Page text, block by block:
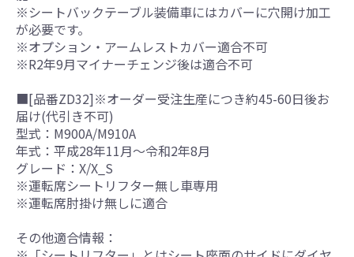
※シートバックテーブル装備車にはカバーに穴開け加工
が必要です。
※オプション・アームレストカバー適合不可
※R2年9月マイナーチェンジ後は適合不可
■[品番ZD32]※オーダー受注生産につき約45-60日後お
届け(代引き不可)
型式：M900A/M910A
年式：平成28年11月～令和2年8月
グレード：X/X_S
※運転席シートリフター無し車専用
※運転席肘掛け無しに適合
その他適合情報：